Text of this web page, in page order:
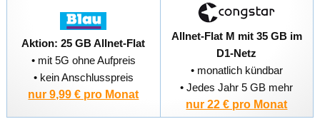
Aktion: 25 GB Allnet-Flat
• mit 5G ohne Aufpreis
• kein Anschlusspreis
nur 9,99 € pro Monat
Allnet-Flat M mit 35 GB im
D1-Netz
• monatlich kündbar
• Jedes Jahr 5 GB mehr
nur 22 € pro Monat